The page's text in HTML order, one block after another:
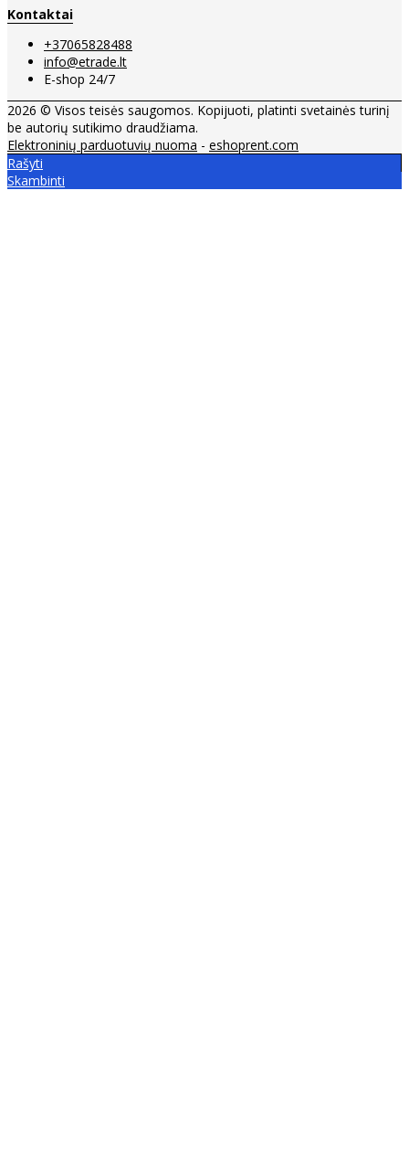
Kontaktai
+37065828488
info@etrade.lt
E-shop 24/7
2026 © Visos teisės saugomos. Kopijuoti, platinti svetainės turinį
be autorių sutikimo draudžiama.
Elektroninių parduotuvių nuoma - eshoprent.com
Rašyti
Skambinti